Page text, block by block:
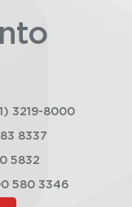
3219-8000
8337
5832
580 3346